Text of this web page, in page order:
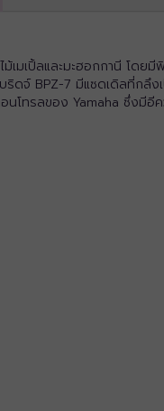
เมเปิ้ลและมะฮอกกานี โด
บริดจ์ BPZ-7 มีแซดเดิลที่ก
ทรลของ Yamaha ซึ่งมีอี